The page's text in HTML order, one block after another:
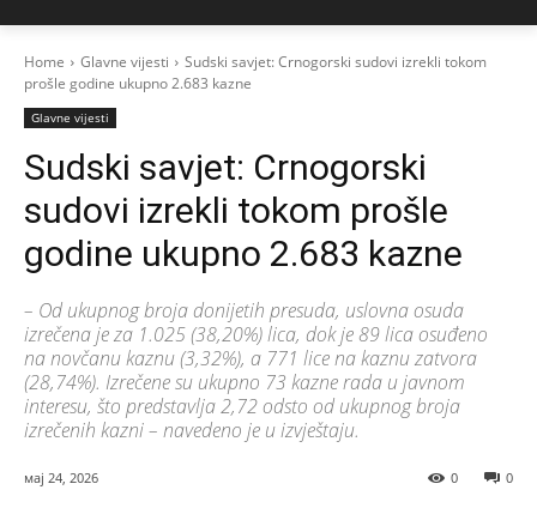
Home Glavne vijesti
Sudski savjet: Crnogorski sudovi izrekli tokom
prošle godine ukupno 2.683 kazne
Glavne vijesti
Sudski savjet: Crnogorski
sudovi izrekli tokom prošle
godine ukupno 2.683 kazne
– Od ukupnog broja donijetih presuda, uslovna osuda
izrečena je za 1.025 (38,20%) lica, dok je 89 lica osuđeno
na novčanu kaznu (3,32%), a 771 lice na kaznu zatvora
(28,74%). Izrečene su ukupno 73 kazne rada u javnom
interesu, što predstavlja 2,72 odsto od ukupnog broja
izrečenih kazni – navedeno je u izvještaju.
мај 24, 2026 0
0